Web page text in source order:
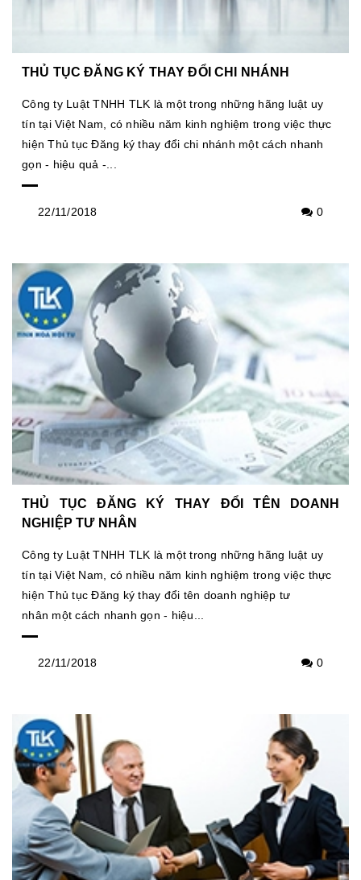
THỦ TỤC ĐĂNG KÝ THAY ĐỔI CHI NHÁNH
Công ty Luật TNHH TLK là một trong những hãng luật uy
tín tại Việt Nam, có nhiều năm kinh nghiệm trong việc thực
hiện Thủ tục Đăng ký thay đổi chi nhánh một cách nhanh
gọn - hiệu quả -...
22/11/2018 0
THỦ TỤC ĐĂNG KÝ THAY ĐỔI TÊN DOANH
NGHIỆP TƯ NHÂN
Công ty Luật TNHH TLK là một trong những hãng luật uy
tín tại Việt Nam, có nhiều năm kinh nghiệm trong việc thực
hiện Thủ tục Đăng ký thay đổi tên doanh nghiệp tư
nhân một cách nhanh gọn - hiệu...
22/11/2018 0